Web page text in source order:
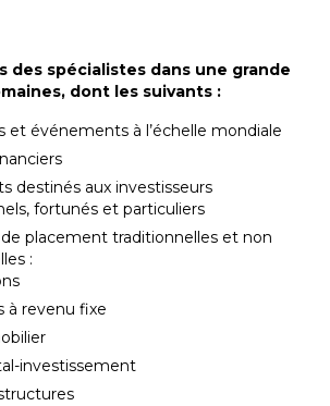
des spécialistes dans une grande
dont les suivants :
et événements à l’échelle mondiale
destinés aux investisseurs
fortunés et particuliers
placement traditionnelles et non
:
à revenu fixe
investissement